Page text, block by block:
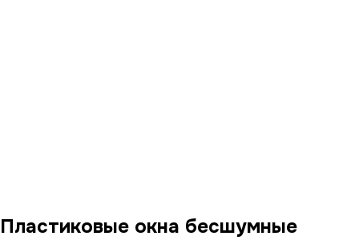
Пластиковые окна бесшумные